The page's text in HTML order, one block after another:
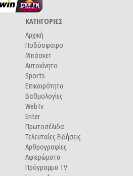
ΚΑΤΗΓΟΡΙΕΣ
Αρχική
Ποδόσφαιρο
Μπάσκετ
Αυτοκίνητο
Sports
Επικαιρότητα
Βαθμολογίες
WebTv
Enter
Πρωτοσέλιδα
Τελευταίες Ειδήσεις
Αρθρογραφίες
Αφιερώματα
Πρόγραμμα TV